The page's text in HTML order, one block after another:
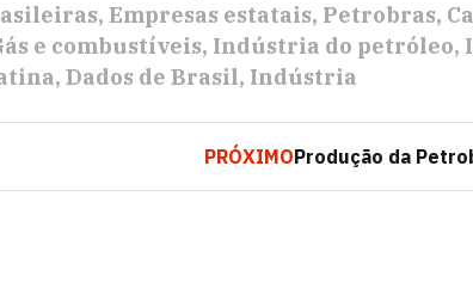
Empresas estatais Petrobras
e combustíveis Indústria do petróleo
Dados de Brasil Indústria
PRÓXIMOProdução da